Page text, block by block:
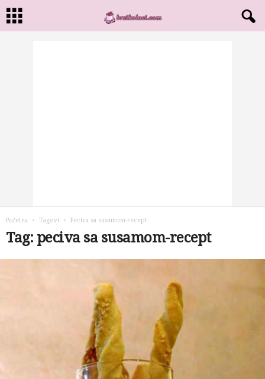
Početna Tagovi Peciva sa susamom-recept
Tag: peciva sa susamom-recept